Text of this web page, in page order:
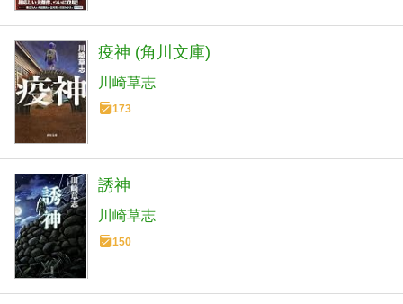
疫神 (角川文庫)
川崎草志
173
誘神
川崎草志
150